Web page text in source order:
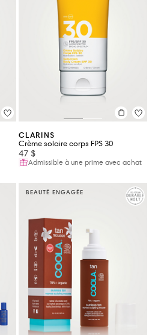
CLARINS
Crème solaire corps FPS 30
47 $
Admissible à une prime avec achat
BEAUTÉ ENGAGÉE